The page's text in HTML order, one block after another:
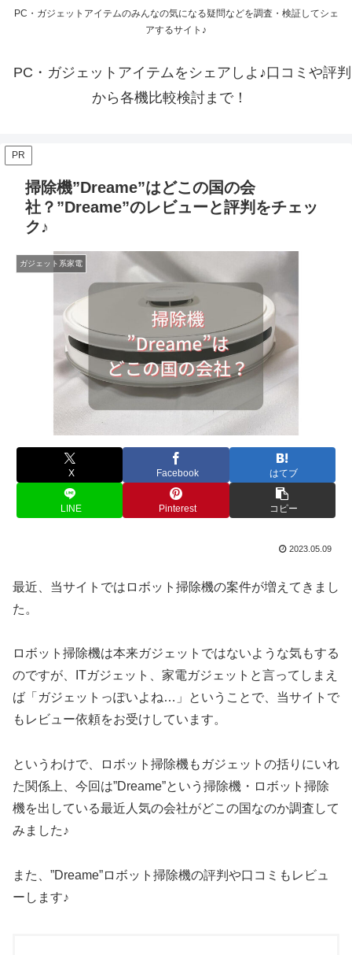
PC・ガジェットアイテムのみんなの気になる疑問などを調査・検証してシェ
アするサイト♪
PC・ガジェットアイテムをシェアしよ♪口コミや評判
から各機比較検討まで！
PR
掃除機”Dreame”はどこの国の会
社？”Dreame”のレビューと評判をチェッ
ク♪
ガジェット系家電
X Facebook はてブ
LINE Pinterest コピー
2023.05.09
最近、当サイトではロボット掃除機の案件が増えてきまし
た。
ロボット掃除機は本来ガジェットではないような気もする
のですが、ITガジェット、家電ガジェットと言ってしまえ
ば「ガジェットっぽいよね…」ということで、当サイトで
もレビュー依頼をお受けしています。
というわけで、ロボット掃除機もガジェットの括りにいれ
た関係上、今回は”Dreame”という掃除機・ロボット掃除
機を出している最近人気の会社がどこの国なのか調査して
みました♪
また、”Dreame”ロボット掃除機の評判や口コミもレビュ
ーします♪